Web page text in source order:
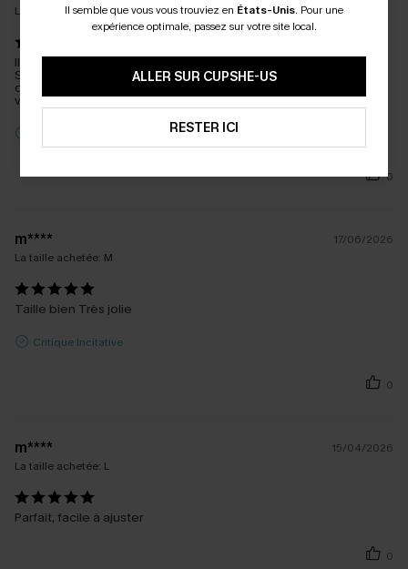
La taille achetée:S
Il est magnifique et de qualité. Je fais du 90c j’ai donc pris taille
S, ça va mais comme je voulais être bien couverte je prendrais
du 90d à l’avenir. Mais celui sera porté c’est sûr. J’espère que ça
vs aidera. MAGNIFIQUE
0
m****
17/06/2026
La taille achetée: M
Taille bien Très jolie
Critique Incitative
0
m****
15/04/2026
La taille achetée: L
Parfait, facile à ajuster
0
Il semble que vous vous trouviez en États-Unis. Pour une
expérience optimale, passez sur votre site local.
ALLER SUR CUPSHE-US
RESTER ICI